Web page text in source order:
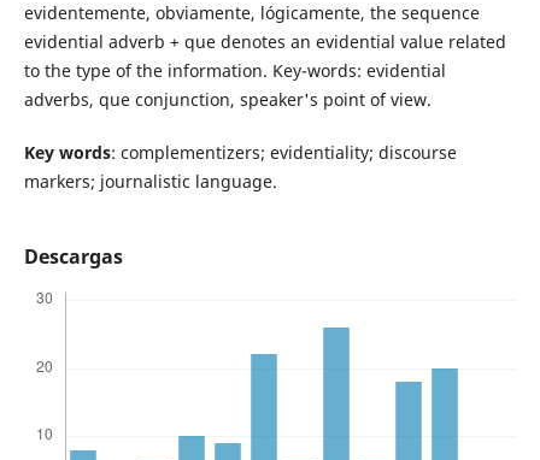
evidentemente, obviamente, lógicamente, the sequence
evidential adverb + que denotes an evidential value related
to the type of the information. Key-words: evidential
adverbs, que conjunction, speaker's point of view.
Key words: complementizers; evidentiality; discourse
markers; journalistic language.
Descargas